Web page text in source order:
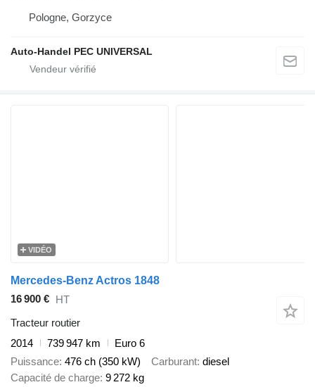
Pologne, Gorzyce
Auto-Handel PEC UNIVERSAL
VIDÉO
Mercedes-Benz Actros 1848
16 900 € HT
Tracteur routier
2014
739 947 km
Euro 6
Puissance 476 ch (350 kW) Carburant diesel
Capacité de charge 9 272 kg